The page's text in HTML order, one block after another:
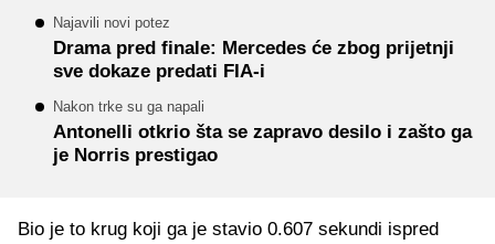
Najavili novi potez
Drama pred finale: Mercedes će zbog prijetnji
sve dokaze predati FIA-i
Nakon trke su ga napali
Antonelli otkrio šta se zapravo desilo i zašto ga
je Norris prestigao
Bio je to krug koji ga je stavio 0.607 sekundi ispred